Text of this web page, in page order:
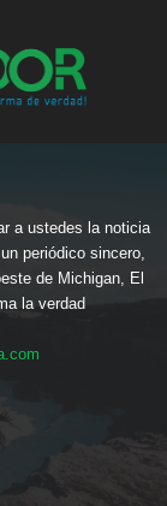
a ustedes la noticia
periódico sincero,
de Michigan, El
la verdad